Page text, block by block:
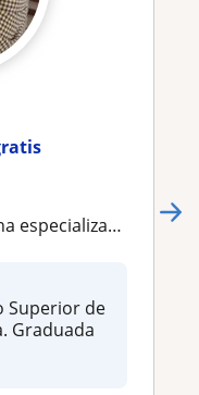
de Piano, Solfeo y Teoría Musical a domicilio
Superior de
Graduada